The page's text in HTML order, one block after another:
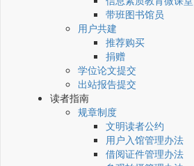
带班图书馆员
用户共建
推荐购买
捐赠
学位论文提交
出站报告提交
读者指南
规章制度
文明读者公约
用户入馆管理办法
借阅证件管理办法